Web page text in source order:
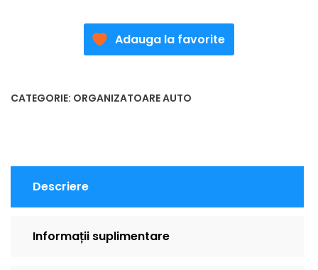
Adauga la favorite
CATEGORIE: ORGANIZATOARE AUTO
Descriere
Informații suplimentare